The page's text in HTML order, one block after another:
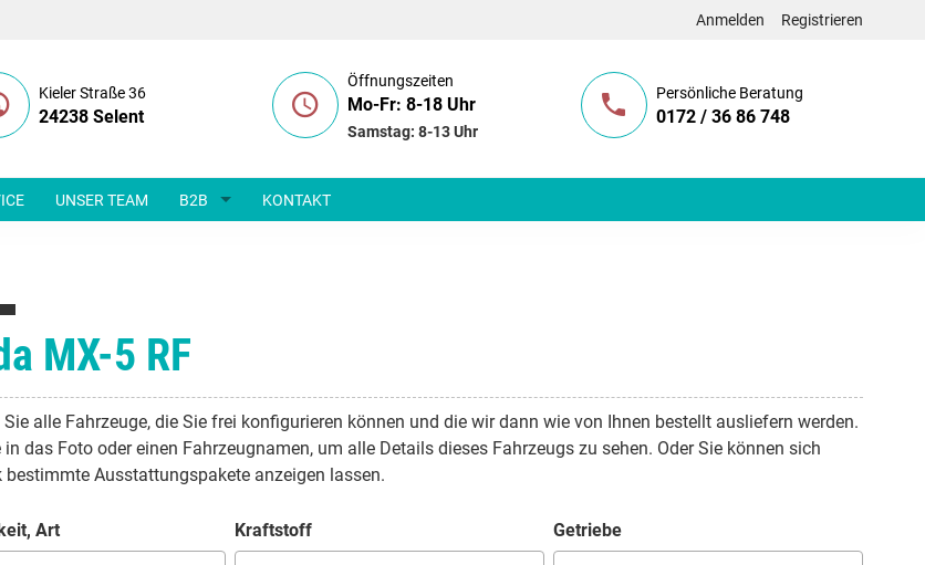
Anmelden Registrieren
Kieler Straße 36
24238 Selent
Öffnungszeiten
Mo-Fr: 8-18 Uhr
Samstag: 8-13 Uhr
Persönliche Beratung
0172 / 36 86 748
UNSER TEAM B2B KONTAKT
MX-5 RF
Sie alle Fahrzeuge, die Sie frei konfigurieren können und die wir dann wie von Ihnen bestellt ausliefern werden.
in das Foto oder einen Fahrzeugnamen, um alle Details dieses Fahrzeugs zu sehen. Oder Sie können sich
bestimmte Ausstattungspakete anzeigen lassen.
Art Kraftstoff Getriebe